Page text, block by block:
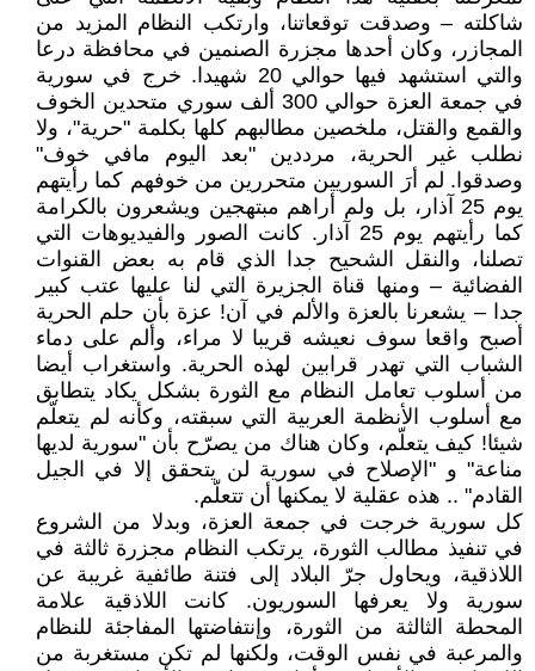
شاكلته – وصدقت توقعاتنا، وارتكب النظام المزيد من
المجازر، وكان أحدها مجزرة الصنمين في محافظة درعا
والتي استشهد فيها حوالي 20 شهيدا. خرج في سورية
في جمعة العزة حوالي 300 ألف سوري متحدين الخوف
والقمع والقتل، ملخصين مطالبهم كلها بكلمة "حرية"، ولا
نطلب غير الحرية، مرددين "بعد اليوم مافي خوف"
وصدقوا. لم أرَ السوريين متحررين من خوفهم كما رأيتهم
يوم 25 آذار، بل ولم أراهم مبتهجين ويشعرون بالكرامة
كما رأيتهم يوم 25 آذار. كانت الصور والفيديوهات التي
تصلنا، والنقل الشحيح جدا الذي قام به بعض القنوات
الفضائية – ومنها قناة الجزيرة التي لنا عليها عتب كبير
جدا – يشعرنا بالعزة والألم في آن! عزة بأن حلم الحرية
أصبح واقعا سوف نعيشه قريبا لا مراء، وألم على دماء
الشباب التي تهدر قرابين لهذه الحرية. واستغراب أيضا
من أسلوب تعامل النظام مع الثورة بشكل يكاد يتطابق
مع أسلوب الأنظمة العربية التي سبقته، وكأنه لم يتعلّم
شيئا! كيف يتعلّم، وكان هناك من يصرّح بأن "سورية لديها
مناعة" و "الإصلاح في سورية لن يتحقق إلا في الجيل
القادم" .. هذه عقلية لا يمكنها أن تتعلّم.
كل سورية خرجت في جمعة العزة، وبدلا من الشروع
في تنفيذ مطالب الثورة، يرتكب النظام مجزرة ثالثة في
اللاذقية، ويحاول جرّ البلاد إلى فتنة طائفية غريبة عن
سورية ولا يعرفها السوريون. كانت اللاذقية علامة
المحطة الثالثة من الثورة، وإنتفاضتها المفاجئة للنظام
والمرعبة في نفس الوقت، ولكنها لم تكن مستغربة من